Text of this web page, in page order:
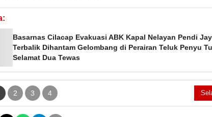
Basarnas Cilacap Evakuasi ABK Kapal Nelayan Pendi
Terbalik Dihantam Gelombang di Perairan Teluk Penyu
Selamat Dua Tewas
2 3 4